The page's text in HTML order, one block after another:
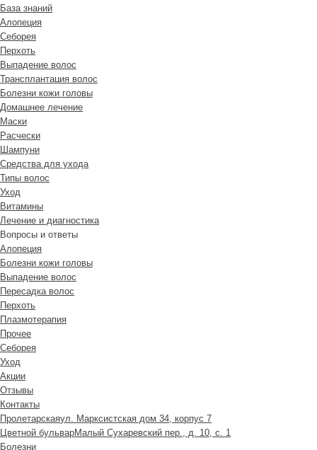
База знаний
Алопеция
Себорея
Перхоть
Выпадение волос
Трансплантация волос
Болезни кожи головы
Домашнее лечение
Маски
Расчески
Шампуни
Средства для ухода
Типы волос
Уход
Витамины
Лечение и диагностика
Вопросы и ответы
Алопеция
Болезни кожи головы
Выпадение волос
Пересадка волос
Перхоть
Плазмотерапия
Прочее
Себорея
Уход
Акции
Отзывы
Контакты
Пролетарскаяул. Марксистская дом 34, корпус 7
Цветной бульварМалый Сухаревский пер., д. 10, с. 1
Болезни